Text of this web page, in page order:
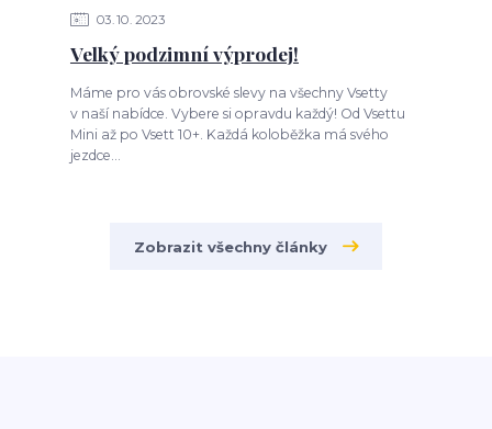
03 10 2023
Velký podzimní výprodej!
Máme pro vás obrovské slevy na všechny Vsetty
v naší nabídce. Vybere si opravdu každý! Od Vsettu
Mini až po Vsett 10+. Každá koloběžka má svého
jezdce...
Zobrazit všechny články